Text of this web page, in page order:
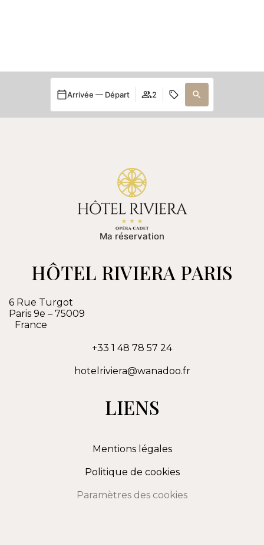
Arrivée — Départ 2
Ma réservation
HÔTEL RIVIERA PARIS
6 Rue Turgot
Paris 9e – 75009
France
+33 1 48 78 57 24
hotelriviera@wanadoo.fr
LIENS
Mentions légales
Politique de cookies
Paramètres des cookies